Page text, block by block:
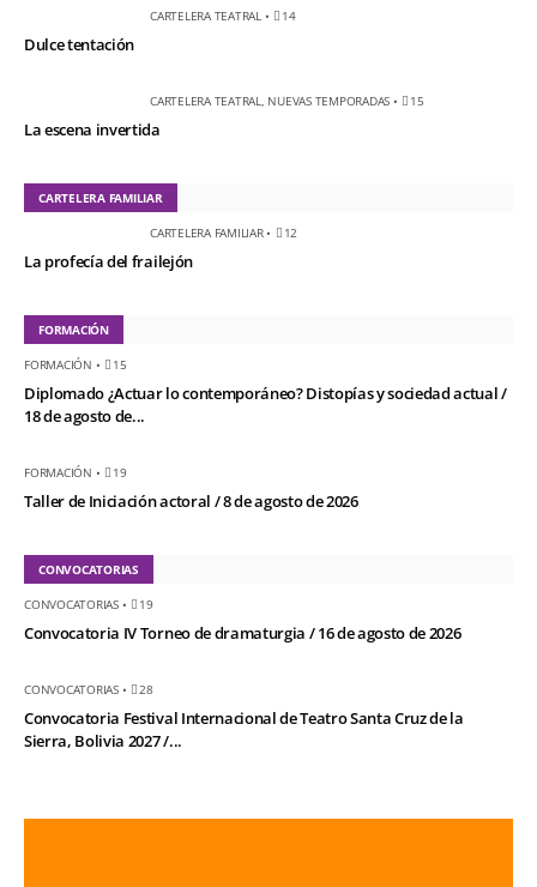
CARTELERA TEATRAL • 14
Dulce tentación
CARTELERA TEATRAL NUEVAS TEMPORADAS • 15
La escena invertida
CARTELERA FAMILIAR
CARTELERA FAMILIAR• 12
La profecía del frailejón
FORMACIÓN
FORMACIÓN • 15
Diplomado ¿Actuar lo contemporáneo? Distopías y sociedad actual /
18 de agosto de...
FORMACIÓN • 19
Taller de Iniciación actoral / 8 de agosto de 2026
CONVOCATORIAS
CONVOCATORIAS• 19
Convocatoria IV Torneo de dramaturgia / 16 de agosto de 2026
CONVOCATORIAS• 28
Convocatoria Festival Internacional de Teatro Santa Cruz de la
Sierra, Bolivia 2027 /...